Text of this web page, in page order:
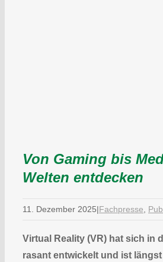
Von Gaming bis
Welten entdecken
11. Dezember 2025|Fachpresse
Virtual Reality (VR) hat sich in
rasant entwickelt und ist